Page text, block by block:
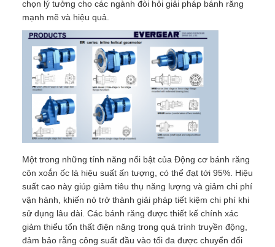
chọn lý tưởng cho các ngành đòi hỏi giải pháp bánh răng
mạnh mẽ và hiệu quả.
Một trong những tính năng nổi bật của Động cơ bánh răng
côn xoắn ốc là hiệu suất ấn tượng, có thể đạt tới 95%. Hiệu
suất cao này giúp giảm tiêu thụ năng lượng và giảm chi phí
vận hành, khiến nó trở thành giải pháp tiết kiệm chi phí khi
sử dụng lâu dài. Các bánh răng được thiết kế chính xác
giảm thiểu tổn thất điện năng trong quá trình truyền động,
đảm bảo rằng công suất đầu vào tối đa được chuyển đổi